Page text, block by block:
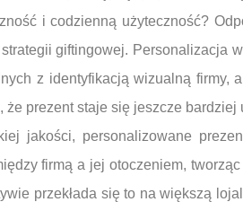
i codzienną użyteczność?
giftingowej. Personalizacja
z identyfikacją wizualną firmy,
że prezent staje się jeszcze bardziej
jakości, personalizowane
firmą a jej otoczeniem,
przekłada się to na większą